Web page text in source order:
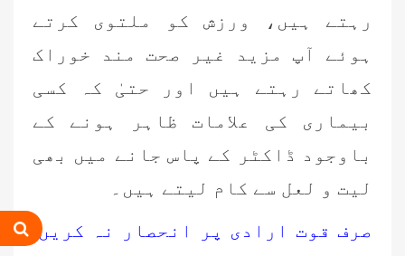
رہتے ہیں، ورزش کو ملتوی کرتے
ہوئے آپ مزید غیر صحت مند خوراک
کھاتے رہتے ہیں اور حتیٰ کہ کسی
بیماری کی علامات ظاہر ہونے کے
باوجود ڈاکٹر کے پاس جانے میں بھی
لیت و لعل سے کام لیتے ہیں۔
صرف قوت ارادی پر انحصار نہ کریں: